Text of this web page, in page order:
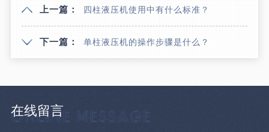
上一篇： 四柱液压机使用中有什么标准？
下一篇： 单柱液压机的操作步骤是什么？
在线留言